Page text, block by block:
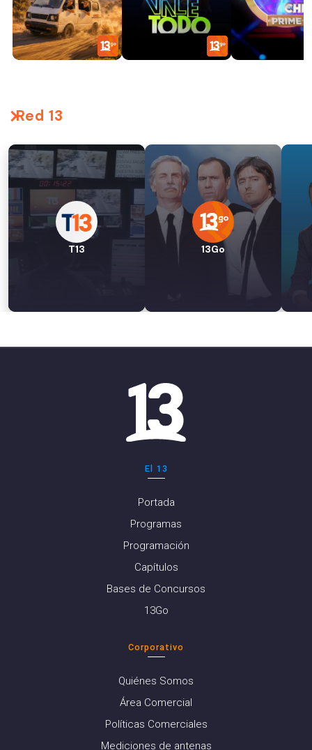
Red 13
T13 13Go
El 13
Portada
Programas
Programación
Capítulos
Bases de Concursos
13Go
Corporativo
Quiénes Somos
Área Comercial
Políticas Comerciales
Mediciones de antenas